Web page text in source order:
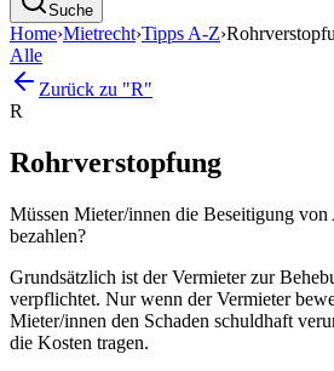
Suche
Home›Mietrecht›Tipps A-Z›
Alle
Zurück zu "R"
R
Rohrverstopfung
Müssen Mieter/innen die Beseitigung
bezahlen?
Grundsätzlich ist der Vermieter zur
verpflichtet. Nur wenn der Vermieter
Mieter/innen den Schaden schuldhaft
die Kosten tragen.